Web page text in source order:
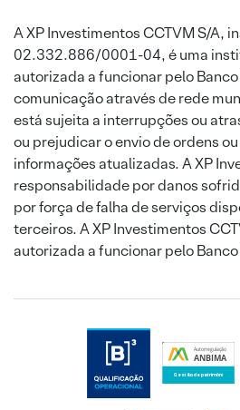
A XP Investimentos CCTVM S/A,
02.332.886/0001-04, é uma
autorizada a funcionar pelo
comunicação através de rede
está sujeita a interrupções ou
ou prejudicar o envio de ordens
informações atualizadas. A XP
responsabilidade por danos
por força de falha de serviços
terceiros. A XP Investimentos
autorizada a funcionar pelo